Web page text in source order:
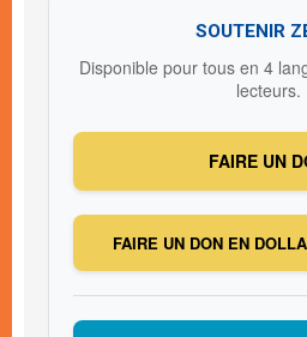
SOUTENIR
Disponible pour tous en 4
lecteurs.
FAIRE UN
FAIRE UN DON EN